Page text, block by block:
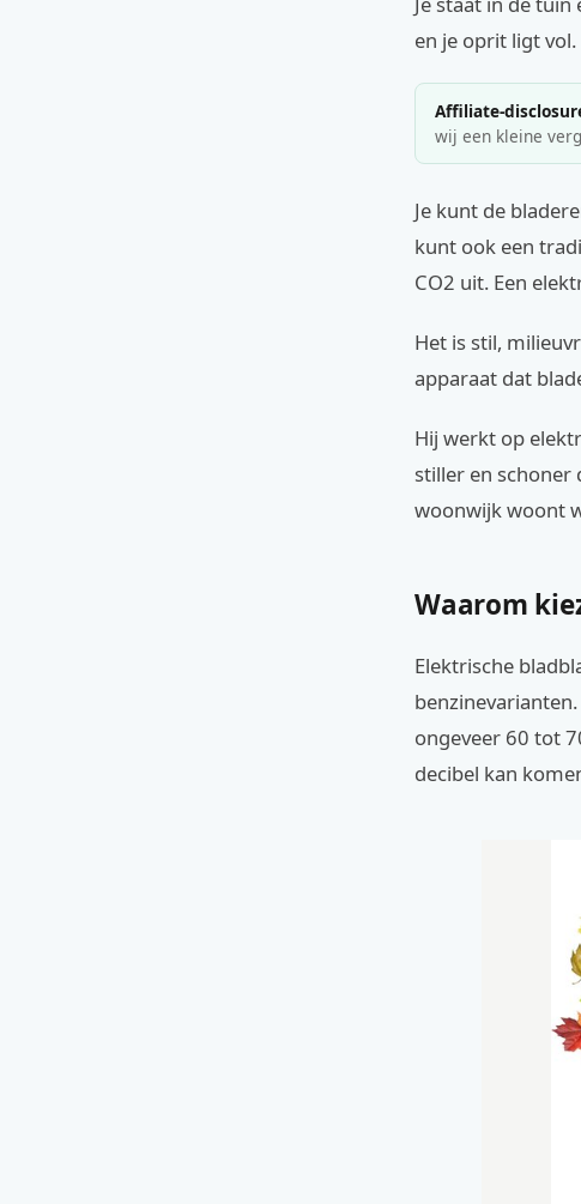
en je oprit ligt vol.
Affiliate-
wij een kleine
Je kunt de
kunt ook een
CO2 uit. Een
Het is stil,
apparaat dat
Hij werkt op
stiller en schoner
woonwijk woont
Waarom
Elektrische
ongeveer 60 tot
decibel kan